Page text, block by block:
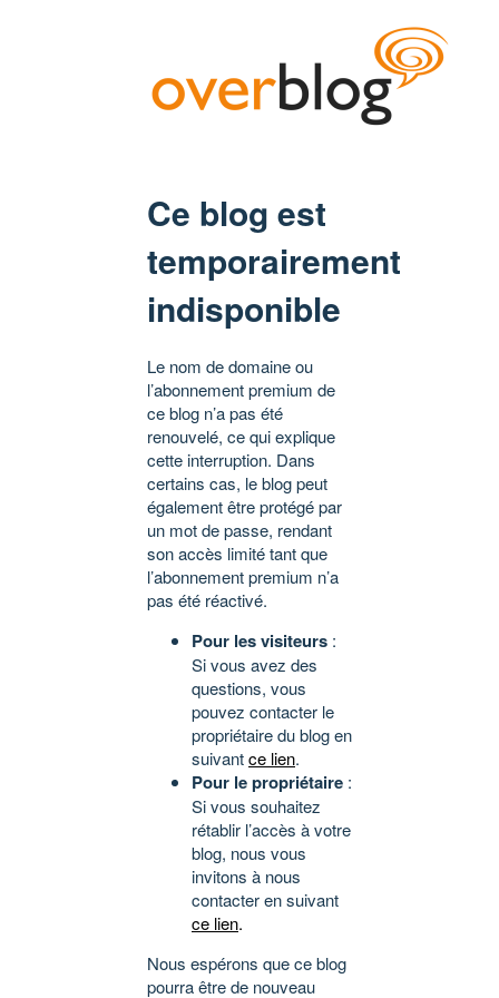
Ce blog est
temporairement
indisponible
Le nom de domaine ou
l’abonnement premium de
ce blog n’a pas été
renouvelé, ce qui explique
cette interruption. Dans
certains cas, le blog peut
également être protégé par
un mot de passe, rendant
son accès limité tant que
l’abonnement premium n’a
pas été réactivé.
Pour les visiteurs :
Si vous avez des
questions, vous
pouvez contacter le
propriétaire du blog en
suivantce lien.
Pour le propriétaire :
Si vous souhaitez
rétablir l’accès à votre
blog, nous vous
invitons à nous
contacter en suivant
ce lien.
Nous espérons que ce blog
pourra être de nouveau